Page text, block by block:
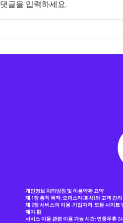
소통하는오피스타 주소
댓글을 입력하세요.
개인정보 처리방침 및 이용약관 요약
제 1장 총칙 목적: 오피스타(회사)와 고객 간
제 2장 서비스의 이용 :가입자격: 모든 사이
해야 함.
서비스 이용 관련 이용 가능 시간: 연중무휴